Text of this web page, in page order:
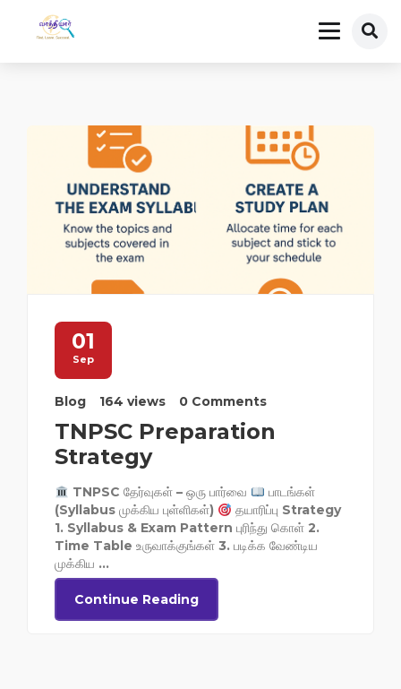
01
Sep
Blog 164 views 0 Comments
TNPSC Preparation
Strategy
TNPSC தேர்வுகள் – ஒரு பார்வை
பாடங்கள்
(Syllabus முக்கிய புள்ளிகள்)
தயாரிப்பு Strategy
1. Syllabus & Exam Pattern புரிந்து கொள் 2.
Time Table உருவாக்குங்கள் 3. படிக்க வேண்டிய
முக்கிய ...
Continue Reading